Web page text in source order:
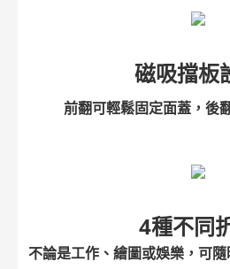
磁吸擋板
前翻可輕鬆固定面蓋，後
4種不同
不論是工作、繪圖或娛樂，可